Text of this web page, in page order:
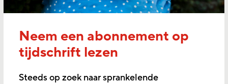
Neem een abonnement op
tijdschrift lezen
Steeds op zoek naar sprankelende